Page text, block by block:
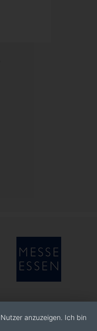
anzuzeigen. Ich bin